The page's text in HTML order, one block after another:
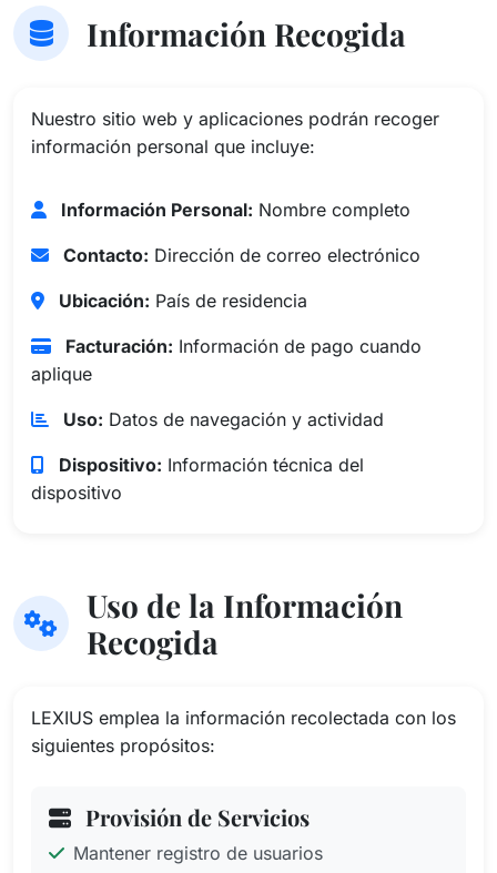
Información Recogida
Nuestro sitio web y aplicaciones podrán recoger
información personal que incluye:
Información Personal: Nombre completo
Contacto: Dirección de correo electrónico
Ubicación: País de residencia
Facturación: Información de pago cuando
aplique
Uso: Datos de navegación y actividad
Dispositivo: Información técnica del
dispositivo
Uso de la Información
Recogida
LEXIUS emplea la información recolectada con los
siguientes propósitos:
Provisión de Servicios
Mantener registro de usuarios